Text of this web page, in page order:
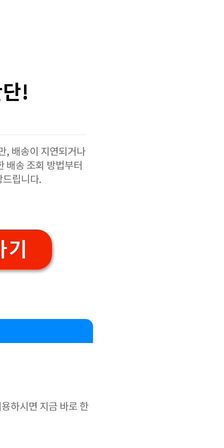
!
, 배송이 지연되거나
배송 조회 방법부터
드립니다.
하시면 지금 바로 한